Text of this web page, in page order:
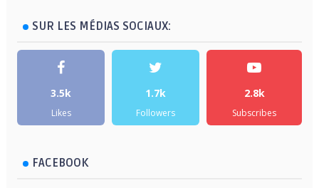
SUR LES MÉDIAS SOCIAUX:
3.5k
Likes
1.7k
Followers
2.8k
Subscribes
FACEBOOK